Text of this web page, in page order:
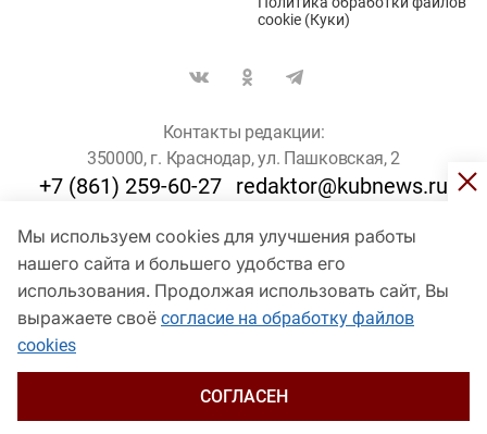
Мы используем cookies для улучшения работы
нашего сайта и большего удобства его
использования. Продолжая использовать сайт, Вы
выражаете своё согласие на обработку файлов
cookies
СОГЛАСЕН
cookie (Куки)
Контакты редакции:
350000, г. Краснодар, ул. Пашковская, 2
+7 (861) 259-60-27 redaktor@kubnews.ru
Для пользователей старше 16 лет
© Кубанские Новости, 2017
Сетевое издание «kubnews» зарегистрировано Федеральной
службой по надзору в сфере связи, информационных технологий
и массовых коммуникаций (Роскомнадзор). Регистрационный
Пашковская, 2). Главный редактор – Филиппов О. Ю.